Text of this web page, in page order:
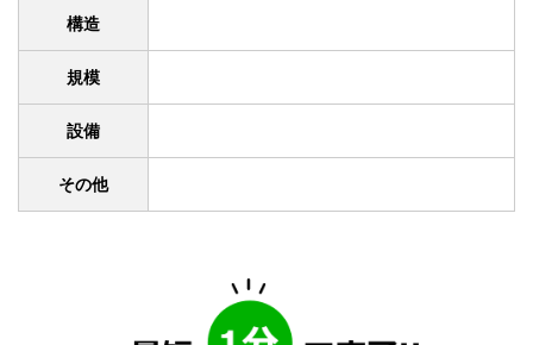
構造
規模
設備
その他